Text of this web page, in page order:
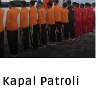
Patroli